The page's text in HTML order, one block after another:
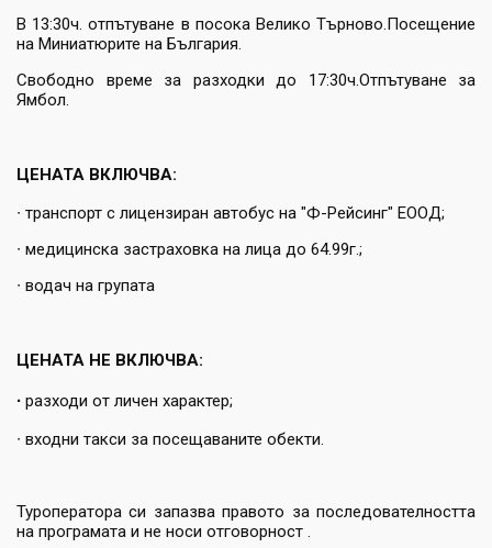
В 13:30ч. отпътуване в посока Велико Търново.Посещение
на Миниатюрите на България.
Свободно време за разходки до 17:30ч.Отпътуване за
Ямбол.
ЦЕНАТА ВКЛЮЧВА:
∙ транспорт с лицензиран автобус на "Ф-Рейсинг" ЕООД;
∙ медицинска застраховка на лица до 64.99г.;
∙ водач на групата
ЦЕНАТА НЕ ВКЛЮЧВА:
∙ разходи от личен характер;
∙ входни такси за посещаваните обекти.
Туроператора си запазва правото за последователността
на програмата и не носи отговорност .